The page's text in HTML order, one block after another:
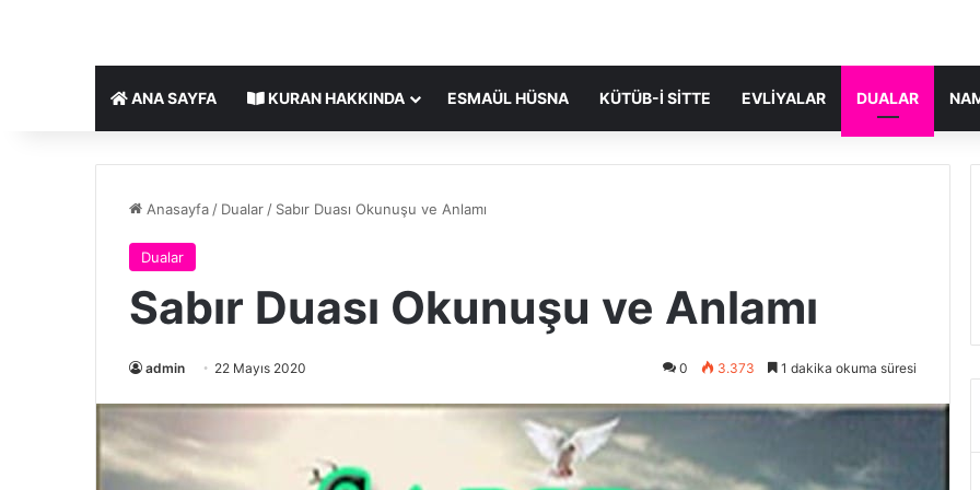
ANA SAYFA KURAN HAKKINDA ESMAÜL HÜSNA KÜTÜB-I SITTE EVLIYALAR DUALAR
Anasayfa / Dualar / Sabır Duası Okunuşu ve Anlamı
Dualar
Sabır Duası Okunuşu ve Anlamı
admin 22 Mayıs 2020 0 3.373 1 dakika okuma süresi